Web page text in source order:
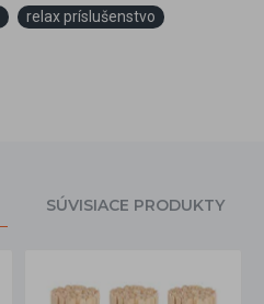
relax príslušenstvo
SÚVISIACE PRODUKTY